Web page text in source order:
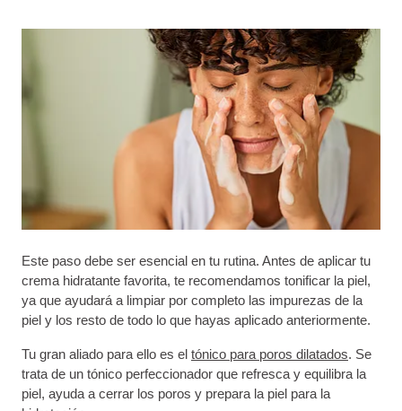
Este paso debe ser esencial en tu rutina. Antes de aplicar tu
crema hidratante favorita, te recomendamos tonificar la piel,
ya que ayudará a limpiar por completo las impurezas de la
piel y los resto de todo lo que hayas aplicado anteriormente.
Tu gran aliado para ello es el tónico para poros dilatados. Se
trata de un tónico perfeccionador que refresca y equilibra la
piel, ayuda a cerrar los poros y prepara la piel para la